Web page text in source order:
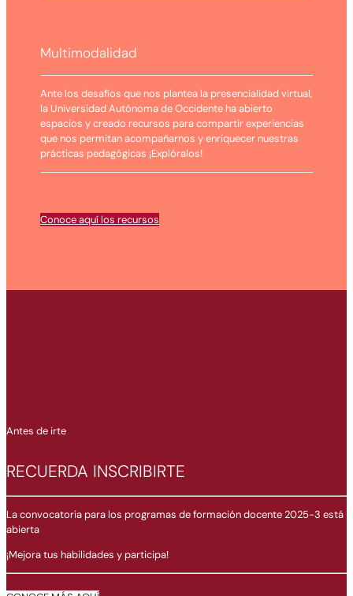
Multimodalidad
Ante los desafíos que nos plantea la presencialidad virtual,
la Universidad Autónoma de Occidente ha abierto
espacios y creado recursos para compartir experiencias
que nos permitan acompañarnos y enriquecer nuestras
prácticas pedagógicas ¡Explóralos!
Conoce aquí los recursos
Antes de irte
RECUERDA INSCRIBIRTE
La convocatoria para los programas de formación docente 2025-3 está
abierta
¡Mejora tus habilidades y participa!